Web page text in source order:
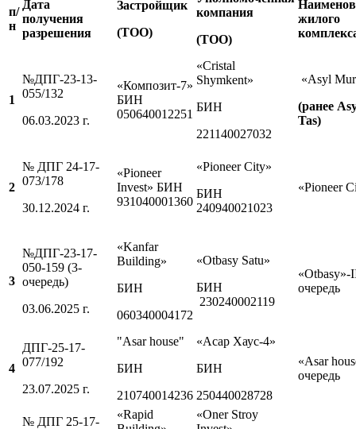
п/
н
Дата
получения
разрешения
Застройщик
(ТОО)
компания
(ТОО)
жилого
1
№ДПГ-23-13-
055/132
06.03.2023 г.
«Композит-7»
БИН
050640012251
«Cristal
Shymkent»
БИН
221140027032
«Asyl
(ранее
Tas)
2
№ ДПГ 24-17-
073/178
30.12.2024 г.
«Pioneer
Invest» БИН
931040001360
«Pioneer City»
БИН
240940021023
«Pioneer
3
№ДПГ-23-17-
050-159 (3-
очередь)
03.06.2025 г.
«Kanfar
Building»
БИН
060340004172
«Otbasy Satu»
БИН
230240002119
«Otbasy»-
очередь
4
ДПГ-25-17-
077/192
23.07.2025 г.
"Asar house"
БИН
210740014236
«Асар Хаус-4»
БИН
250440028728
«Asar
очередь
№ ДПГ 25-17-
«Rapid
«Oner Stroy